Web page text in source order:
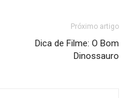
Próximo artigo
Dica de Filme: O Bom
Dinossauro